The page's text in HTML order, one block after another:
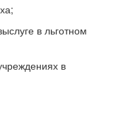
в льготном
в